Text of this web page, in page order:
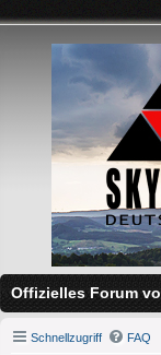
Offizielles Forum
Schnellzugriff FAQ